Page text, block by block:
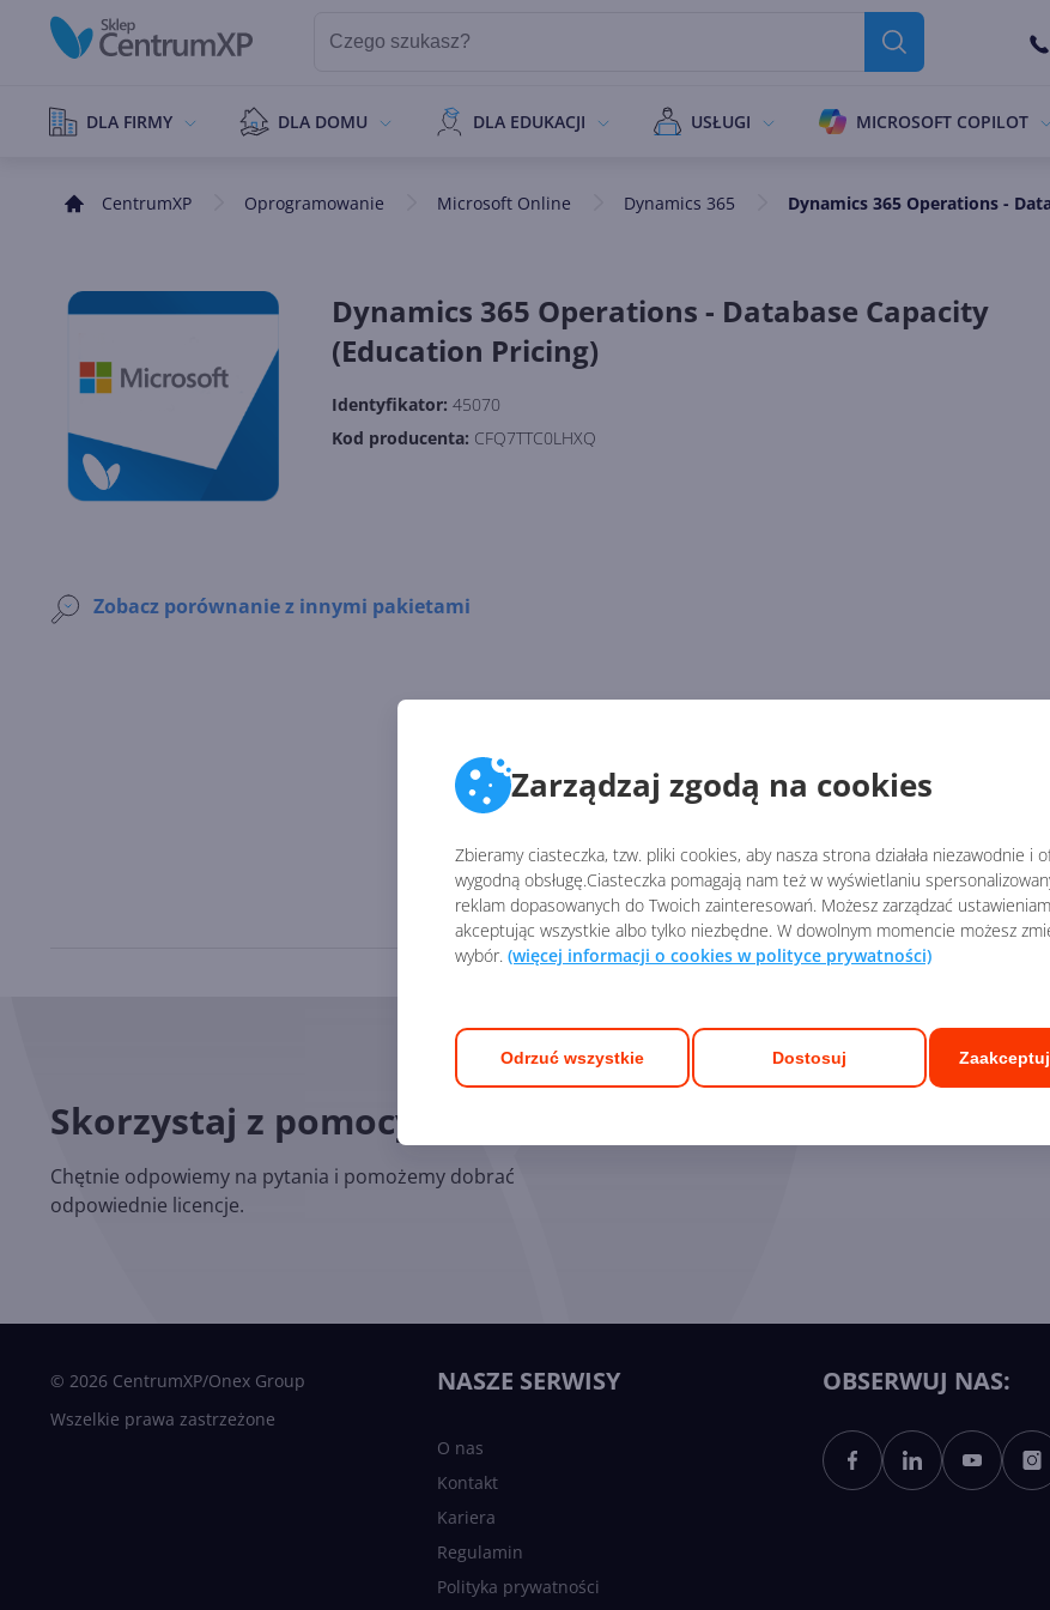
Zarządzaj zgodą na cookies
Zbieramy ciasteczka, tzw. pliki cookies, aby nasza strona działała niezawodnie i
wygodną obsługę.Ciasteczka pomagają nam też w wyświetlaniu
reklam dopasowanych do Twoich zainteresowań. Możesz zarządzać
akceptując wszystkie albo tylko niezbędne. W dowolnym momencie możesz
wybór. (więcej informacji o cookies w polityce prywatności)
Odrzuć wszystkie Dostosuj
DLA FIRMY DLA DOMU DLA EDUKACJI USŁUGI MICROSOFT COPILOT
CentrumXP Oprogramowanie Microsoft Online Dynamics 365 Dynamics 365 Operations -
Dynamics 365 Operations - Database Capacity
(Education Pricing)
Identyfikator: 45070
Kod producenta: CFQ7TTC0LHXQ
Zobacz porównanie z innymi pakietami
Skorzystaj z pomocy naszych Ekspertów
Chętnie odpowiemy na pytania i pomożemy dobrać
odpowiednie licencje.
© 2026 CentrumXP/Onex Group
Wszelkie prawa zastrzeżone
NASZE SERWISY
O nas
Kontakt
Kariera
Regulamin
Polityka prywatności
OBSERWUJ NAS: